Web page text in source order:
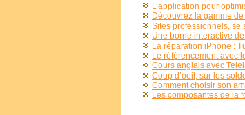
L’application pour
Découvrez la gamme
Sites professionnels, se
Une borne interactive
La réparation iPhone :
Le référencement avec
Cours anglais avec
Coup d’oeil, sur les
Comment choisir son
Les composantes de la